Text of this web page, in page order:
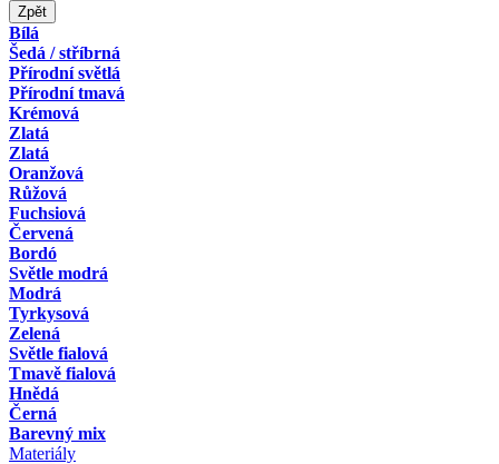
Zpět
Bílá
Šedá / stříbrná
Přírodní světlá
Přírodní tmavá
Krémová
Zlatá
Zlatá
Oranžová
Růžová
Fuchsiová
Červená
Bordó
Světle modrá
Modrá
Tyrkysová
Zelená
Světle fialová
Tmavě fialová
Hnědá
Černá
Barevný mix
Materiály